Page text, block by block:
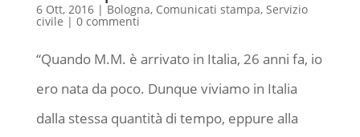
6 Ott, 2016| Bologna, Comunicati stampa, Servizio
civile | 0 commenti
“Quando M.M. è arrivato in Italia, 26 anni fa, io
ero nata da poco. Dunque viviamo in Italia
dalla stessa quantità di tempo, eppure alla